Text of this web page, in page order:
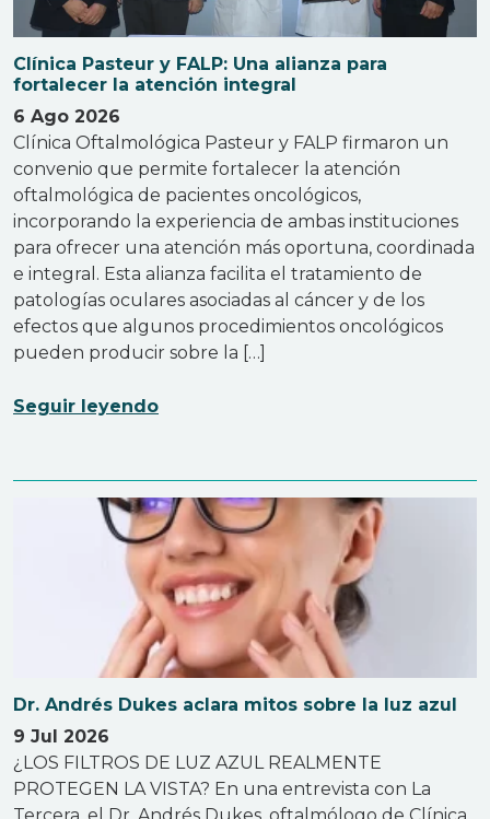
Clínica Pasteur y FALP: Una alianza para
fortalecer la atención integral
6 Ago 2026
Clínica Oftalmológica Pasteur y FALP firmaron un
convenio que permite fortalecer la atención
oftalmológica de pacientes oncológicos,
incorporando la experiencia de ambas instituciones
para ofrecer una atención más oportuna, coordinada
e integral. Esta alianza facilita el tratamiento de
patologías oculares asociadas al cáncer y de los
efectos que algunos procedimientos oncológicos
pueden producir sobre la […]
Seguir leyendo
Dr. Andrés Dukes aclara mitos sobre la luz azul
9 Jul 2026
¿LOS FILTROS DE LUZ AZUL REALMENTE
PROTEGEN LA VISTA? En una entrevista con La
Tercera, el Dr. Andrés Dukes, oftalmólogo de Clínica